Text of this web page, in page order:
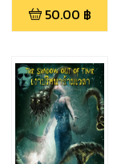
50.00 ฿